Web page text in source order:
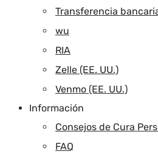
Transferencia
wu
RIA
Zelle (EE. UU.)
Venmo (EE. UU.)
Información
Consejos de Cura
FAQ